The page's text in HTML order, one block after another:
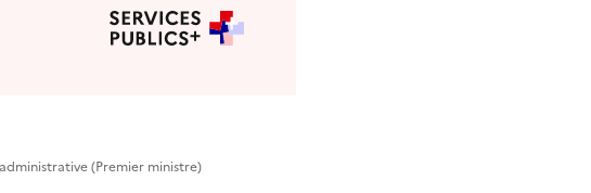
(Premier ministre)